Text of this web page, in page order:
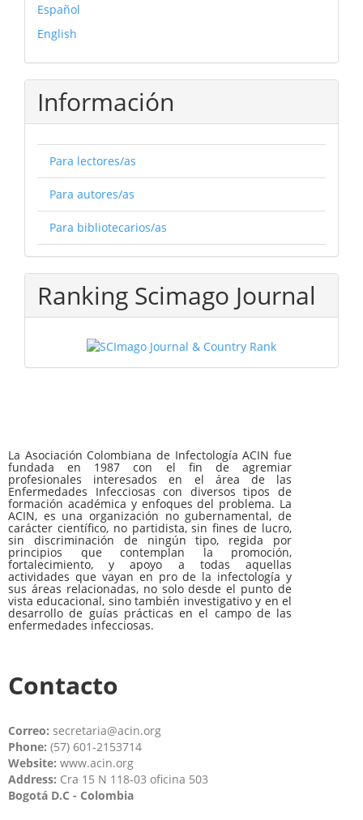
Español
English
Información
Para lectores/as
Para autores/as
Para bibliotecarios/as
Ranking Scimago Journal
La Asociación Colombiana de Infectología ACIN fue
fundada en 1987 con el fin de agremiar
profesionales interesados en el área de las
Enfermedades Infecciosas con diversos tipos de
formación académica y enfoques del problema. La
ACIN, es una organización no gubernamental, de
carácter científico, no partidista, sin fines de lucro,
sin discriminación de ningún tipo, regida por
principios que contemplan la promoción,
fortalecimiento, y apoyo a todas aquellas
actividades que vayan en pro de la infectología y
sus áreas relacionadas, no solo desde el punto de
vista educacional, sino también investigativo y en el
desarrollo de guías prácticas en el campo de las
enfermedades infecciosas.
Contacto
Correo: secretaria@acin.org
Phone: (57) 601-2153714
Website: www.acin.org
Address: Cra 15 N 118-03 oficina 503
Bogotá D.C - Colombia